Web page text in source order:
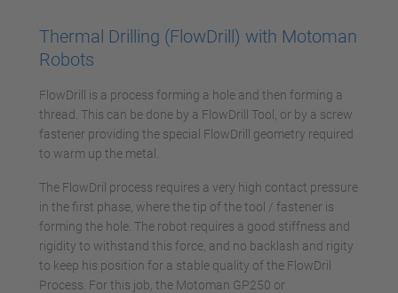
Management Platform
Thermal Drilling (FlowDrill) with Motoman
Robots
FlowDrill is a process forming a hole and then forming a
thread. This can be done by a FlowDrill Tool, or by a screw
fastener providing the special FlowDrill geometry required
to warm up the metal.
The FlowDril process requires a very high contact pressure
in the first phase, where the tip of the tool / fastener is
forming the hole. The robot requires a good stiffness and
rigidity to withstand this force, and no backlash and rigity
to keep his position for a stable quality of the FlowDril
Process. For this job, the Motoman GP250 or